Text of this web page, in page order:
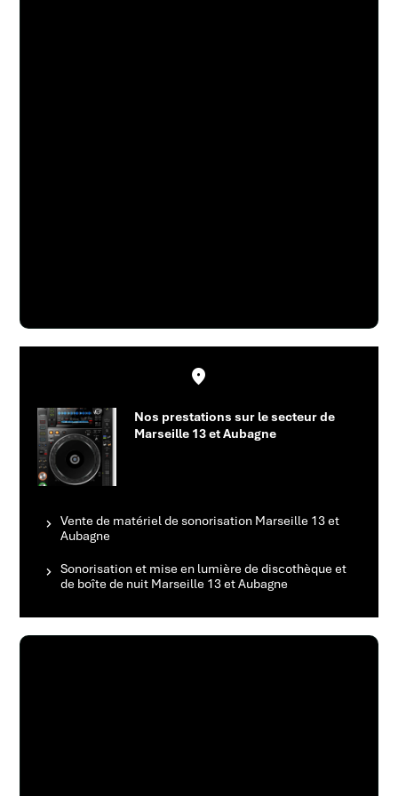
Nos prestations sur le secteur de
Marseille 13 et Aubagne
Vente de matériel de sonorisation Marseille 13 et
Aubagne
Sonorisation et mise en lumière de discothèque et
de boîte de nuit Marseille 13 et Aubagne